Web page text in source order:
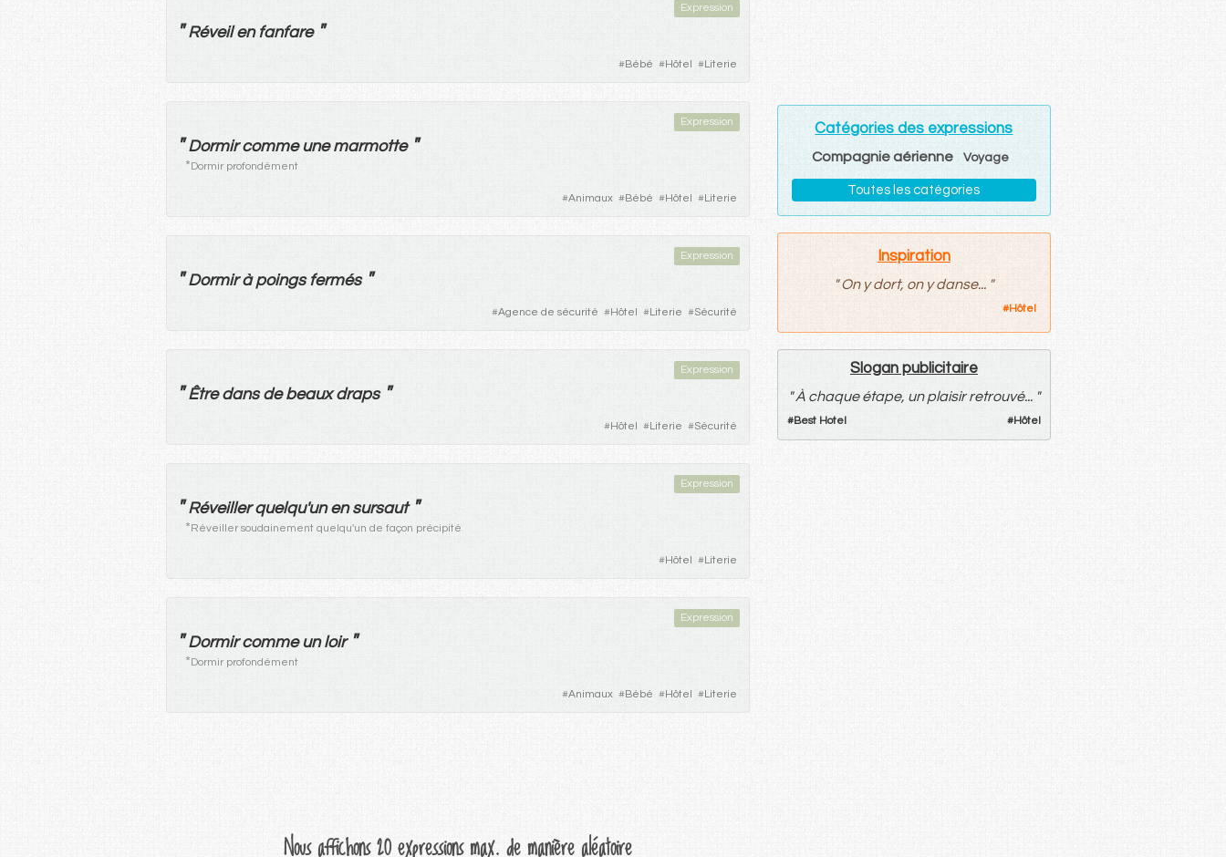
Expression
" Réveil en fanfare "
#Bébé #Hôtel #Literie
Expression
" Dormir comme une marmotte "
*Dormir profondément
#Animaux #Bébé #Hôtel #Literie
Expression
" Dormir à poings fermés "
#Agence de sécurité #Hôtel #Literie #Sécurité
Expression
" Être dansdebeaux draps "
#Hôtel #Literie #Sécurité
Expression
" Réveiller quelqu'un en sursaut "
*Réveiller soudainement quelqu'un de façon précipité
#Hôtel #Literie
Expression
" Dormir comme un loir "
*Dormir profondément
#Animaux #Bébé #Hôtel #Literie
Nous affichons 20 expressions max. de manière aléatoire
Catégories des expressions
Compagnie aérienne Voyage
Toutes les catégories
Inspiration
" On y dort, on y danse... "
#Hôtel
Slogan publicitaire
" À chaque étape, un plaisir retrouvé... "
#Best Hotel #Hôtel